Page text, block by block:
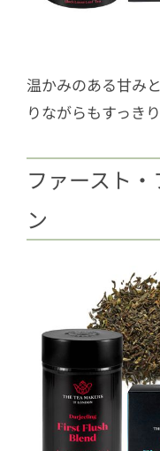
温かみのある甘み
りながらもすっき
ファースト
ン